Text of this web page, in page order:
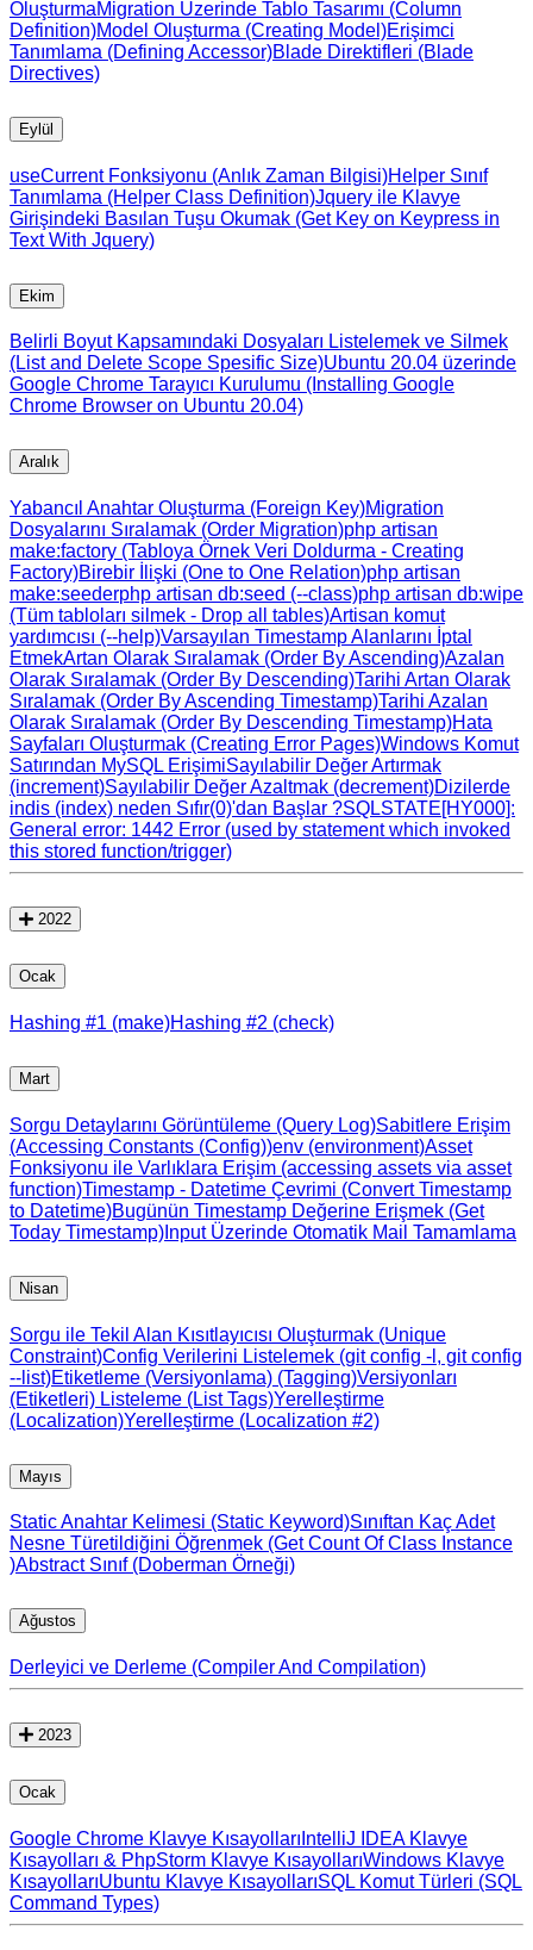
OluşturmaMigration Üzerinde Tablo Tasarımı (Column
Definition)Model Oluşturma (Creating Model)Erişimci
Tanımlama (Defining Accessor)Blade Direktifleri (Blade
Directives)
Eylül
useCurrent Fonksiyonu (Anlık Zaman Bilgisi)Helper Sınıf
Tanımlama (Helper Class Definition)Jquery ile Klavye
Girişindeki Basılan Tuşu Okumak (Get Key on Keypress in
Text With Jquery)
Ekim
Belirli Boyut Kapsamındaki Dosyaları Listelemek ve Silmek
(List and Delete Scope Spesific Size)Ubuntu 20.04 üzerinde
Google Chrome Tarayıcı Kurulumu (Installing Google
Chrome Browser on Ubuntu 20.04)
Aralık
Yabancıl Anahtar Oluşturma (Foreign Key)Migration
Dosyalarını Sıralamak (Order Migration)php artisan
make:factory (Tabloya Örnek Veri Doldurma - Creating
Factory)Birebir İlişki (One to One Relation)php artisan
make:seederphp artisan db:seed (--class)php artisan db:wipe
(Tüm tabloları silmek - Drop all tables)Artisan komut
yardımcısı (--help)Varsayılan Timestamp Alanlarını İptal
EtmekArtan Olarak Sıralamak (Order By Ascending)Azalan
Olarak Sıralamak (Order By Descending)Tarihi Artan Olarak
Sıralamak (Order By Ascending Timestamp)Tarihi Azalan
Olarak Sıralamak (Order By Descending Timestamp)Hata
Sayfaları Oluşturmak (Creating Error Pages)Windows Komut
Satırından MySQL ErişimiSayılabilir Değer Artırmak
(increment)Sayılabilir Değer Azaltmak (decrement)Dizilerde
indis (index) neden Sıfır(0)'dan Başlar ?SQLSTATE[HY000]:
General error: 1442 Error (used by statement which invoked
this stored function/trigger)
2022
Ocak
Hashing #1 (make)Hashing #2 (check)
Mart
Sorgu Detaylarını Görüntüleme (Query Log)Sabitlere Erişim
(Accessing Constants (Config))env (environment)Asset
Fonksiyonu ile Varlıklara Erişim (accessing assets via asset
function)Timestamp - Datetime Çevrimi (Convert Timestamp
to Datetime)Bugünün Timestamp Değerine Erişmek (Get
Today Timestamp) Input Üzerinde Otomatik Mail Tamamlama
Nisan
Sorgu ile Tekil Alan Kısıtlayıcısı Oluşturmak (Unique
Constraint)Config Verilerini Listelemek (git config -l, git config
--list)Etiketleme (Versiyonlama) (Tagging)Versiyonları
(Etiketleri) Listeleme (List Tags)Yerelleştirme
(Localization)Yerelleştirme (Localization #2)
Mayıs
Static Anahtar Kelimesi (Static Keyword)Sınıftan Kaç Adet
Nesne Türetildiğini Öğrenmek (Get Count Of Class Instance
)Abstract Sınıf (Doberman Örneği)
Ağustos
Derleyici ve Derleme (Compiler And Compilation)
2023
Ocak
Google Chrome Klavye Kısayolları IntelliJ IDEA Klavye
Kısayolları & PhpStorm Klavye KısayollarıWindows Klavye
KısayollarıUbuntu Klavye KısayollarıSQL Komut Türleri (SQL
Command Types)